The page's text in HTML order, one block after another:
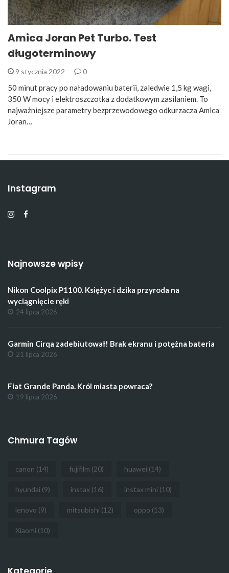
Amica Joran Pet Turbo. Test
długoterminowy
9 stycznia 2022 0
50 minut pracy po naładowaniu baterii, zaledwie 1,5 kg wagi,
350 W mocy i elektroszczotka z dodatkowym zasilaniem. To
najważniejsze parametry bezprzewodowego odkurzacza Amica
Joran…
Instagram
Najnowsze wpisy
Nikon Coolpix P1100. Księżyc i dzika przyroda na
wyciągnięcie ręki
24 lipca 2026
Garmin Cirqa zadebiutował! Brak ekranu i potężna bateria
21 lipca 2026
Fiat Grande Panda. Król miasta powraca?
19 lipca 2026
Chmura Tagów
canon (14) fujifilm (20) huawei (14)
hyundai (9) instax (16) instax mini (10)
lenovo (9) mitsubishi (12) oppo (13)
Xiaomi (10)